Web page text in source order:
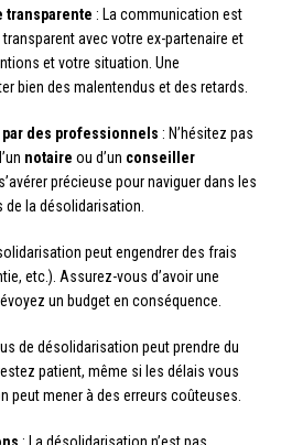
transparente : La communication est
avec votre ex-partenaire et
et votre situation. Une
bien des malentendus et des retards.
des professionnels : N’hésitez pas
notaire ou d’un conseiller
précieuse pour naviguer dans les
la désolidarisation.
peut engendrer des frais
etc.). Assurez-vous d’avoir une
un budget en conséquence.
de désolidarisation peut prendre du
patient, même si les délais vous
peut mener à des erreurs coûteuses.